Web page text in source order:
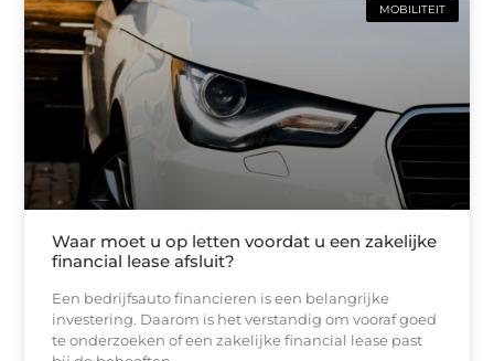
MOBILITEIT
Waar moet u op letten voordat u een zakelijke
financial lease afsluit?
Een bedrijfsauto financieren is een belangrijke
investering. Daarom is het verstandig om vooraf goed
te onderzoeken of een zakelijke financial lease past